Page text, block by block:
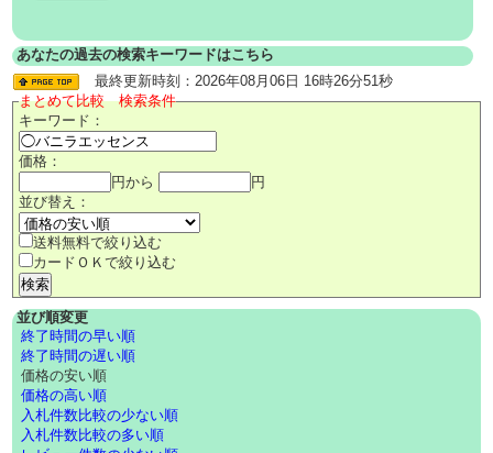
あなたの過去の検索キーワードはこちら
最終更新時刻：2026年08月06日 16時26分51秒
まとめて比較 検索条件
キーワード：
価格：
円から
円
並び替え：
送料無料で絞り込む
カードＯＫで絞り込む
並び順変更
終了時間の早い順
終了時間の遅い順
価格の安い順
価格の高い順
入札件数比較の少ない順
入札件数比較の多い順